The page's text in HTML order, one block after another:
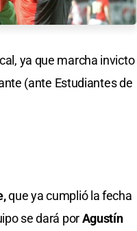
ya que marcha invicto
(ante Estudiantes de
que ya cumplió la fecha
se dará porAgustín